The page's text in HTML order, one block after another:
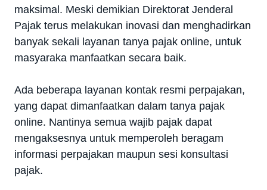
maksimal. Meski demikian Direktorat Jenderal
Pajak terus melakukan inovasi dan menghadirkan
banyak sekali layanan tanya pajak online, untuk
masyaraka manfaatkan secara baik.
Ada beberapa layanan kontak resmi perpajakan,
yang dapat dimanfaatkan dalam tanya pajak
online. Nantinya semua wajib pajak dapat
mengaksesnya untuk memperoleh beragam
informasi perpajakan maupun sesi konsultasi
pajak.